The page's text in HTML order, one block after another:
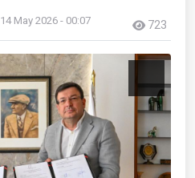
14 May 2026 - 00:07 723